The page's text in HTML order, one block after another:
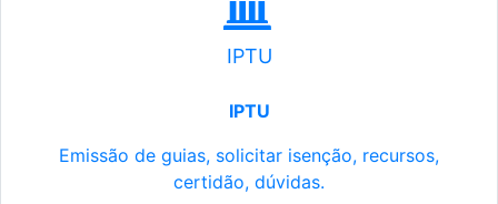
IPTU
IPTU
Emissão de guias, solicitar isenção, recursos,
certidão, dúvidas.